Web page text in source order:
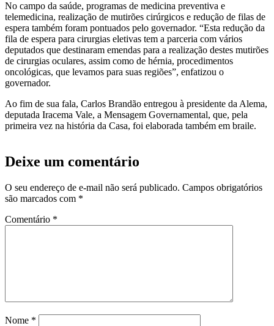
No campo da saúde, programas de medicina preventiva e
telemedicina, realização de mutirões cirúrgicos e redução de filas de
espera também foram pontuados pelo governador. “Esta redução da
fila de espera para cirurgias eletivas tem a parceria com vários
deputados que destinaram emendas para a realização destes mutirões
de cirurgias oculares, assim como de hérnia, procedimentos
oncológicas, que levamos para suas regiões”, enfatizou o
governador.
Ao fim de sua fala, Carlos Brandão entregou à presidente da Alema,
deputada Iracema Vale, a Mensagem Governamental, que, pela
primeira vez na história da Casa, foi elaborada também em braile.
Deixe um comentário
O seu endereço de e-mail não será publicado. Campos obrigatórios
são marcados com *
Comentário *
Nome *